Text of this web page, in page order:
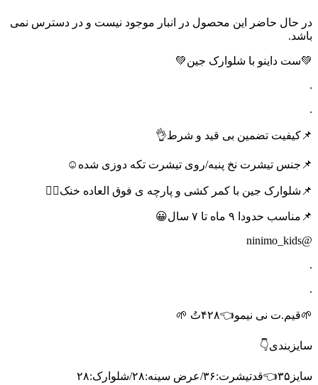
در حال حاضر این محصول در انبار موجود نیست و در دسترس نمی
باشد.
💚ست داینو با شلوارک جین💚
.
.
📌کیفیت تضمین بی قید و شرط👌
📌جنس تیشرت نخ پنبه/روی تیشرت تکه دوزی شده☺️
📌شلوارک جین با کمر کشی و پارچه ی فوق العاده خنک😮‍💨
📌مناسب حدودا ۹ ماه تا ۷ سال😀
@ninimo_kids
.
.
🌱قیم.ت نی نیمو👈۴۲۸تُ 🌱
سایزبندی👇
سایز۳۵👈قدتیشرت:۳۶/عرض سینه:۲۸/شلوارک:۲۸